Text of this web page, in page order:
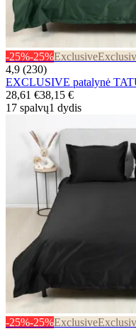
-25%-25%Exclusive
4,9 (230)
EXCLUSIVE patalynė
28,61 €38,15 €
17 spalvų1 dydis
-25%-25%Exclusive